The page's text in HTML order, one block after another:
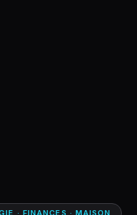
· FINANCES · MAISON